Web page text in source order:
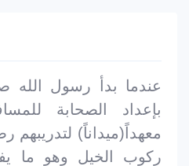
عندما بدأ رسول الله
بإعداد الصحابة
معهداً(ميداناً) لتدريبهم
ركوب الخيل وهو ما